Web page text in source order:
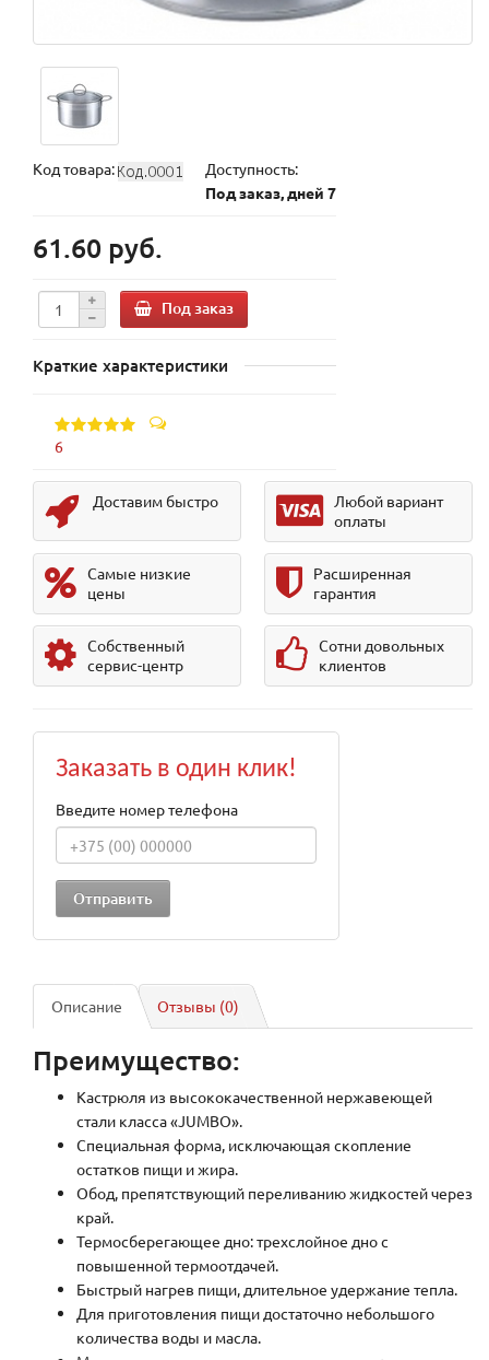
Код товара:
Доступность:
Под заказ, дней 7
61.60 руб.
Под заказ
Краткие характеристики
6
Доставим быстро
Любой вариант
оплаты
Самые низкие
цены
Расширенная
гарантия
Собственный
сервис-центр
Сотни довольных
клиентов
Заказать в один клик!
Введите номер телефона
Описание Отзывы (0)
Преимущество:
Кастрюля из высококачественной нержавеющей
стали класса «JUMBO».
Специальная форма, исключающая скопление
остатков пищи и жира.
Обод, препятствующий переливанию жидкостей через
край.
Термосберегающее дно: трехслойное дно с
повышенной термоотдачей.
Быстрый нагрев пищи, длительное удержание тепла.
Для приготовления пищи достаточно небольшого
количества воды и масла.